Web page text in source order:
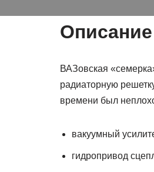
ВАЗовская
радиаторную
времени был
вакуумный
гидропривод